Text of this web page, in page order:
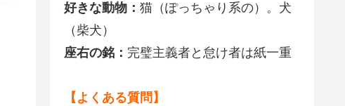
好きな動物： 猫（ぽっちゃり系の）。犬
（柴犬）
座右の銘： 完璧主義者と怠け者は紙一重
【よくある質問】